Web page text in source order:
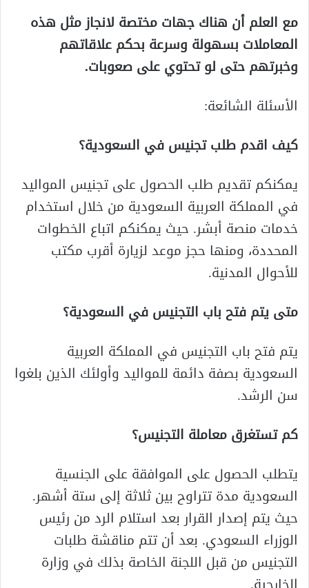
مع العلم أن هناك جهات مختصة لانجاز مثل هذه
المعاملات بسهولة وسرعة بحكم علاقاتهم
وخبرتهم حتى لو تحتوي على صعوبات.
الأسئلة الشائعة:
كيف اقدم طلب تجنيس في السعودية؟
يمكنكم تقديم طلب الحصول على تجنيس المواليد
في المملكة العربية السعودية من خلال استخدام
خدمات منصة أبشر. حيث يمكنكم اتباع الخطوات
المحددة، ومنها حجز موعد لزيارة أقرب مكتب
للأحوال المدنية.
متى يتم فتح باب التجنيس في السعودية؟
يتم فتح باب التجنيس في المملكة العربية
السعودية بصفة دائمة للمواليد وأولئك الذين بلغوا
سن الرشد.
كم تستغرق معاملة التجنيس؟
يتطلب الحصول على الموافقة على الجنسية
السعودية مدة تتراوح بين ثلاثة إلى ستة أشهر.
حيث يتم إصدار القرار بعد استلام الرد من رئيس
الوزراء السعودي. بعد أن تتم مناقشة طلبات
التجنيس من قبل اللجنة الخاصة بذلك في وزارة